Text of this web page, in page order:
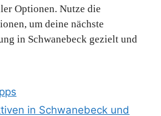
Optionen. Nutze die
um deine nächste
in Schwanebeck gezielt und
in Schwanebeck und